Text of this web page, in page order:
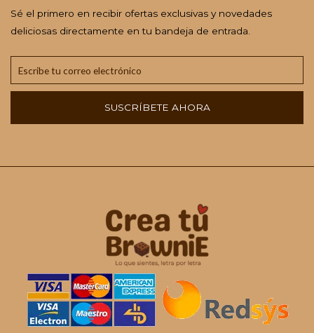
Sé el primero en recibir ofertas exclusivas y novedades
deliciosas directamente en tu bandeja de entrada.
SUSCRÍBETE AHORA